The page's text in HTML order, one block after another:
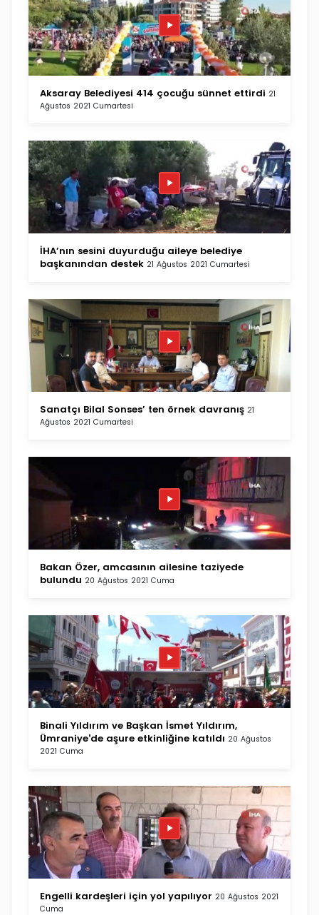
Aksaray Belediyesi 414 çocuğu sünnet ettirdi 21
Ağustos 2021 Cumartesi
İHA’nın sesini duyurduğu aileye belediye
başkanından destek 21 Ağustos 2021 Cumartesi
Sanatçı Bilal Sonses’ ten örnek davranış 21
Ağustos 2021 Cumartesi
Bakan Özer, amcasının ailesine taziyede
bulundu 20 Ağustos 2021 Cuma
Binali Yıldırım ve Başkan İsmet Yıldırım,
Ümraniye'de aşure etkinliğine katıldı 20 Ağustos
2021 Cuma
Engelli kardeşleri için yol yapılıyor 20 Ağustos 2021
Cuma